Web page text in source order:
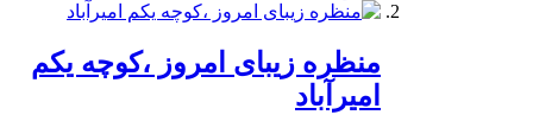
منظره‌‌ زیبای امروز ،کوچه یکم
امیرآباد